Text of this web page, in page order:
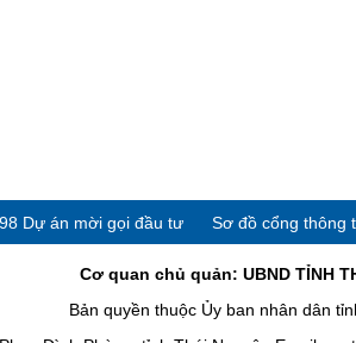
Dự án mời gọi đầu tư Sơ đồ cổng thông
Cơ quan chủ quản: UBND TỈNH
Bản quyền thuộc Ủy ban nhân dân